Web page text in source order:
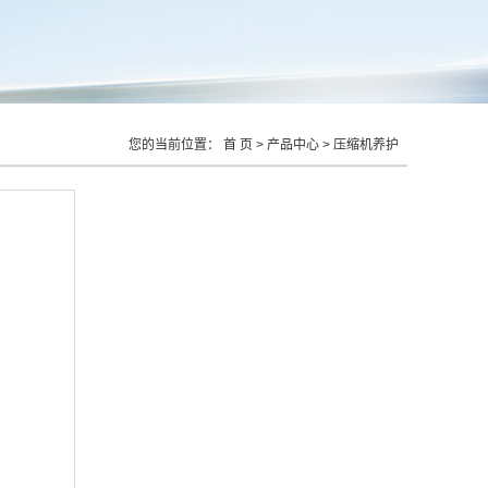
您的当前位置： 首 页 > 产品中心 > 压缩机养护